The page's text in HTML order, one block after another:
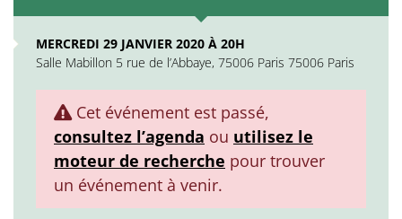
MERCREDI 29 JANVIER 2020 À 20H
Salle Mabillon 5 rue de l’Abbaye, 75006 Paris 75006 Paris
Cet événement est passé,
consultez l’agenda ou utilisez le
moteur de recherche pour trouver
un événement à venir.